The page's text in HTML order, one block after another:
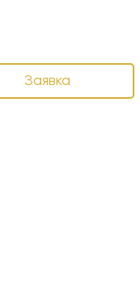
Заявка